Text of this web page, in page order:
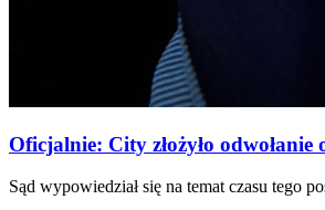
Oficjalnie: City złożyło
Sąd wypowiedział się na temat czasu tego